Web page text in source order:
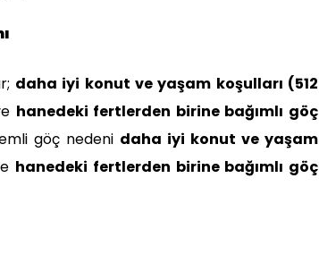
daha iyi konut ve yaşam koşulları (512
hanedeki fertlerden birine bağımlı göç
göç nedeni daha iyi konut ve yaşam
hanedeki fertlerden birine bağımlı göç